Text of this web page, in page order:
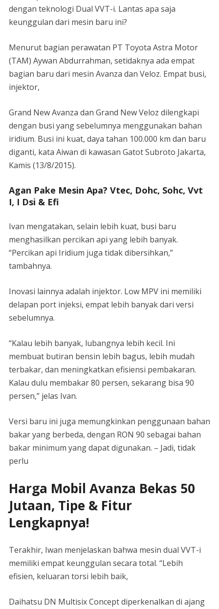
dengan teknologi Dual VVT-i. Lantas apa saja
keunggulan dari mesin baru ini?
Menurut bagian perawatan PT Toyota Astra Motor
(TAM) Aywan Abdurrahman, setidaknya ada empat
bagian baru dari mesin Avanza dan Veloz. Empat busi,
injektor,
Grand New Avanza dan Grand New Veloz dilengkapi
dengan busi yang sebelumnya menggunakan bahan
iridium. Busi ini kuat, daya tahan 100.000 km dan baru
diganti, kata Aiwan di kawasan Gatot Subroto Jakarta,
Kamis (13/8/2015).
Agan Pake Mesin Apa? Vtec, Dohc, Sohc, Vvt
I, I Dsi & Efi
Ivan mengatakan, selain lebih kuat, busi baru
menghasilkan percikan api yang lebih banyak.
“Percikan api Iridium juga tidak dibersihkan,”
tambahnya.
Inovasi lainnya adalah injektor. Low MPV ini memiliki
delapan port injeksi, empat lebih banyak dari versi
sebelumnya.
“Kalau lebih banyak, lubangnya lebih kecil. Ini
membuat butiran bensin lebih bagus, lebih mudah
terbakar, dan meningkatkan efisiensi pembakaran.
Kalau dulu membakar 80 persen, sekarang bisa 90
persen,” jelas Ivan.
Versi baru ini juga memungkinkan penggunaan bahan
bakar yang berbeda, dengan RON 90 sebagai bahan
bakar minimum yang dapat digunakan. – Jadi, tidak
perlu
Harga Mobil Avanza Bekas 50
Jutaan, Tipe & Fitur
Lengkapnya!
Terakhir, Iwan menjelaskan bahwa mesin dual VVT-i
memiliki empat keunggulan secara total. “Lebih
efisien, keluaran torsi lebih baik,
Daihatsu DN Multisix Concept diperkenalkan di ajang